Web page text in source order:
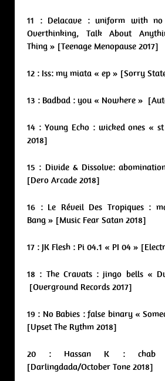
11 : Delacave : uniform with
Overthinking, Talk About
Thing » [Teenage Menopause 2017]
12 : Iss: my miata « ep » [Sorry
13 : Badbad : you « Nowhere »
14 : Young Echo : wicked ones «
2018]
15 : Divide & Dissolve:
[Dero Arcade 2018]
16 : Le Réveil Des Tropiques :
Bang » [Music Fear Satan 2018]
17 : JK Flesh : Pi 04.1 « PI 04 »
18 : The Cravats : jingo bells «
[Overground Records 2017]
19 : No Babies : false binary «
[Upset The Rythm 2018]
20 : Hassan K : chab
[Darlingdada/October Tone 2018]